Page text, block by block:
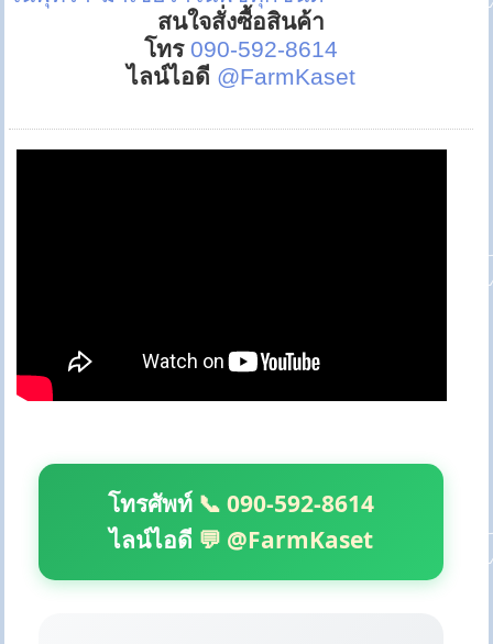
สนใจสั่งซื้อสินค้า
โทร 090-592-8614
ไลน์ไอดี @FarmKaset
โทรศัพท์ 📞 090-592-8614
ไลน์ไอดี 💬 @FarmKaset